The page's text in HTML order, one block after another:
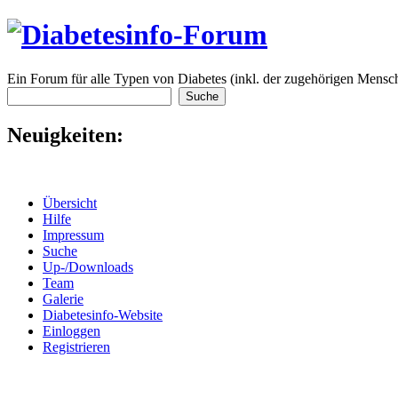
Ein Forum für alle Typen von Diabetes (inkl. der zugehörigen
Neuigkeiten:
Übersicht
Hilfe
Impressum
Suche
Up-/Downloads
Team
Galerie
Diabetesinfo-Website
Einloggen
Registrieren